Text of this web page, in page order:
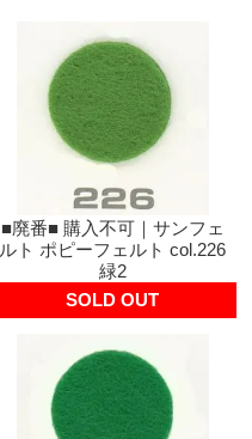
■廃番■ 購入不可｜サンフェ
ルト ポピーフェルト col.226
緑2
SOLD OUT